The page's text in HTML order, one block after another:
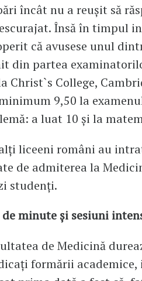
încât nu a reușit să
Însă în timpul
că avusese unul
din partea
Christ`s College,
9,50 la
a luat 10 și la
liceeni români au
de admiterea la
studenți.
minute și sesiuni
de Medicină
formării